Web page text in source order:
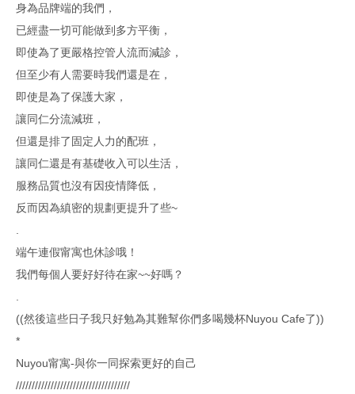
身為品牌端的我們，
已經盡一切可能做到多方平衡，
即使為了更嚴格控管人流而減診，
但至少有人需要時我們還是在，
即使是為了保護大家，
讓同仁分流減班，
但還是排了固定人力的配班，
讓同仁還是有基礎收入可以生活，
服務品質也沒有因疫情降低，
反而因為縝密的規劃更提升了些~
端午連假甯寓也休診哦！
我們每個人要好好待在家~~好嗎？
((然後這些日子我只好勉為其難幫你們多喝幾杯Nuyou Cafe了))
*
Nuyou甯寓-與你一同探索更好的自己
////////////////////////////////////